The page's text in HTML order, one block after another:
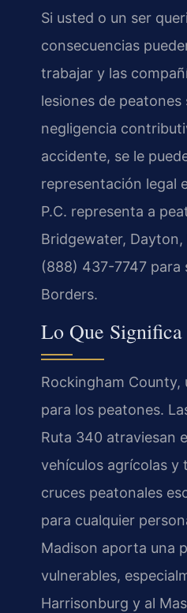
Si usted o un ser
consecuencias
trabajar y las
lesiones de
negligencia
accidente, se le
representación legal
P.C. representa a
Bridgewater,
(888) 437-7747 para
Borders.
Lo Que
Rockingham County,
para los peatones.
Ruta 340 atraviesan
vehículos agrícolas y
cruces peatonales
para cualquier
Madison aporta una
vulnerables,
Harrisonburg y al